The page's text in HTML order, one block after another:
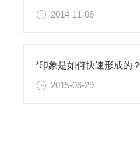
2014-11-06
*印象是如何快速形成的？
2015-06-29